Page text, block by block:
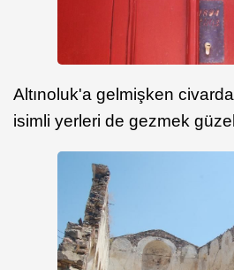
Altınoluk'a gelmişken
isimli yerleri de gezmek